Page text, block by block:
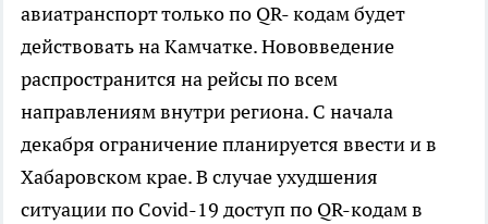
авиатранспорт только по QR- кодам будет
действовать на Камчатке. Нововведение
распространится на рейсы по всем
направлениям внутри региона. С начала
декабря ограничение планируется ввести и в
Хабаровском крае. В случае ухудшения
ситуации по Covid-19 доступ по QR-кодам в